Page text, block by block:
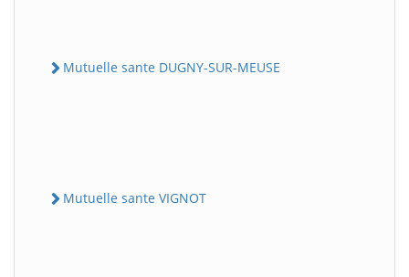
Mutuelle sante DUGNY-SUR-MEUSE
Mutuelle sante VIGNOT